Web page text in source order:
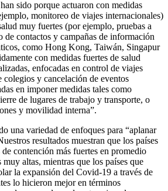
sido porque actuaron con medidas
monitoreo de viajes internacionales)
muy fuertes (por ejemplo, pruebas a
contactos y campañas de información
como Hong Kong, Taiwán, Singapur
con medidas fuertes de salud
enfocadas en control de viajes
colegios y cancelación de eventos
en imponer medidas tales como
de lugares de trabajo y transporte, o
y movilidad interna”.
una variedad de enfoques para “aplanar
resultados muestran que los países
contención más fuertes en promedio
altas, mientras que los países que
la expansión del Covid-19 a través de
lo hicieron mejor en términos